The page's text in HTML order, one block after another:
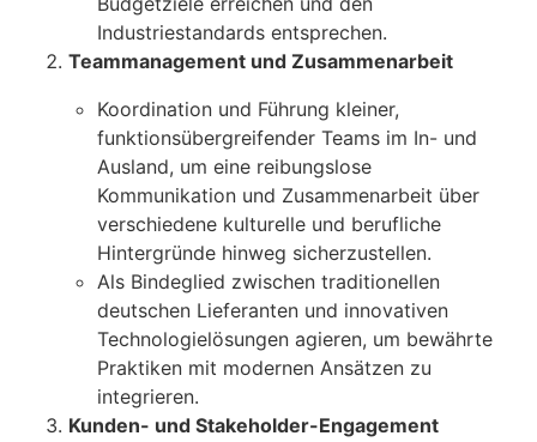
Industriestandards entsprechen.
Teammanagement und Zusammenarbeit
Koordination und Führung kleiner,
funktionsübergreifender Teams im In- und
Ausland, um eine reibungslose
Kommunikation und Zusammenarbeit über
verschiedene kulturelle und berufliche
Hintergründe hinweg sicherzustellen.
Als Bindeglied zwischen traditionellen
deutschen Lieferanten und innovativen
Technologielösungen agieren, um bewährte
Praktiken mit modernen Ansätzen zu
integrieren.
Kunden- und Stakeholder-Engagement